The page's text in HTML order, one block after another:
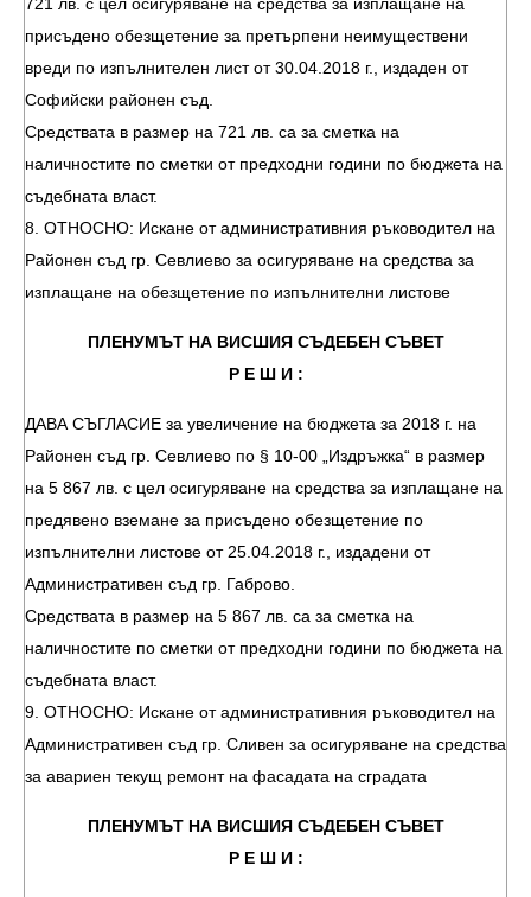
присъдено обезщетение за претърпени неимуществени
вреди по изпълнителен лист от 30.04.2018 г., издаден от
Софийски районен съд.
Средствата в размер на 721 лв. са за сметка на
наличностите по сметки от предходни години по бюджета на
съдебната власт.
8. ОТНОСНО: Искане от административния ръководител на
Районен съд гр. Севлиево за осигуряване на средства за
изплащане на обезщетение по изпълнителни листове
ПЛЕНУМЪТ НА ВИСШИЯ СЪДЕБЕН СЪВЕТ
Р Е Ш И :
ДАВА СЪГЛАСИЕ за увеличение на бюджета за 2018 г. на
Районен съд гр. Севлиево по § 10-00 „Издръжка“ в размер
на 5 867 лв. с цел осигуряване на средства за изплащане на
предявено вземане за присъдено обезщетение по
изпълнителни листове от 25.04.2018 г., издадени от
Административен съд гр. Габрово.
Средствата в размер на 5 867 лв. са за сметка на
наличностите по сметки от предходни години по бюджета на
съдебната власт.
9. ОТНОСНО: Искане от административния ръководител на
Административен съд гр. Сливен за осигуряване на средства
за авариен текущ ремонт на фасадата на сградата
ПЛЕНУМЪТ НА ВИСШИЯ СЪДЕБЕН СЪВЕТ
Р Е Ш И :